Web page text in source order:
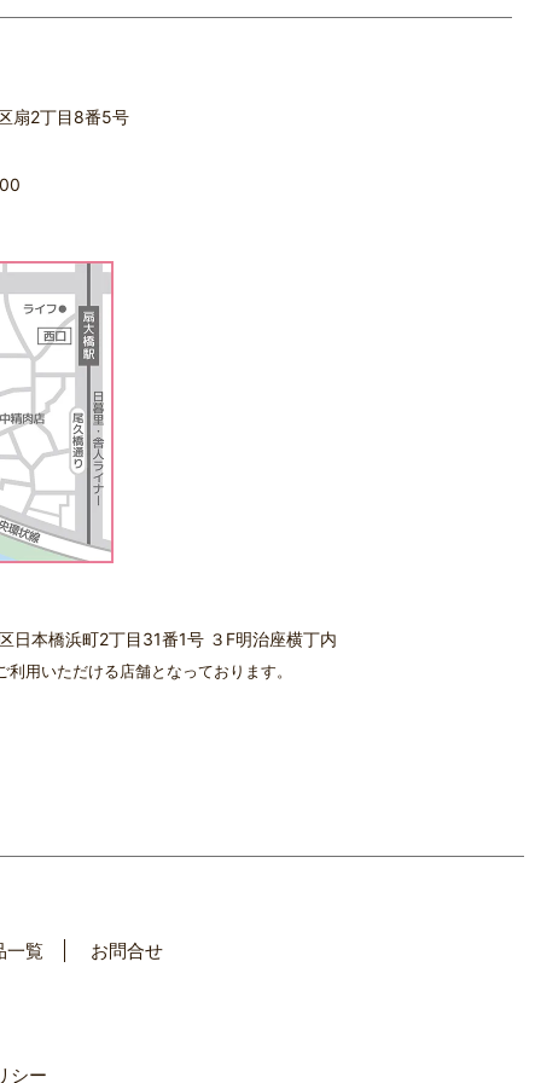
扇2丁目8番5号
日本橋浜町2丁目31番1号 ３F明治座横丁内
用いただける店舗となっております。
一覧 お問合せ
シー